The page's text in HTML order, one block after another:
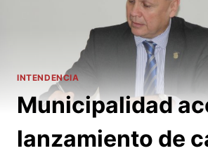
INTENDENCIA
Municipalidad
lanzamiento de